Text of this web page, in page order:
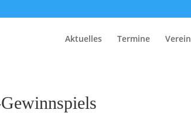
Aktuelles Termine Verein